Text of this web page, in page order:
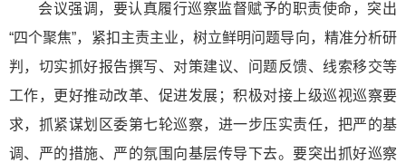
会议强调，要认真履行巡察监督赋予的职责使命，突出
“四个聚焦”，紧扣主责主业，树立鲜明问题导向，精准分析研
判，切实抓好报告撰写、对策建议、问题反馈、线索移交等
工作，更好推动改革、促进发展；积极对接上级巡视巡察要
求，抓紧谋划区委第七轮巡察，进一步压实责任，把严的基
调、严的措施、严的氛围向基层传导下去。要突出抓好巡察